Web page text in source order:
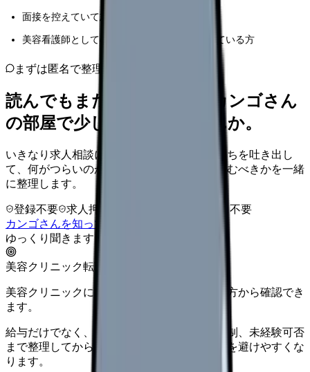
面接を控えていて志望動機に悩んでいる方
美容看護師としてのキャリアアップを目指している方
まずは匿名で整理
読んでもまだ苦しいなら、カンゴさん
の部屋で少し話してみませんか。
いきなり求人相談には進みません。今の気持ちを吐き出し
て、何がつらいのか、辞めるべきか、少し休むべきかを一緒
に整理します。
登録不要 求人押し売りなし
病院名は入力不要
カンゴさんを知ってから相談する
ゆっくり聞きます
美容クリニック転職
美容クリニックに向いているか、条件と働き方から確認でき
ます。
給与だけでなく、ノルマ、土日勤務、教育体制、未経験可否
まで整理してから求人を見た方がミスマッチを避けやすくな
ります。